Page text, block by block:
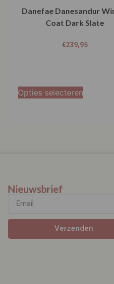
Danefae Danesandur
Coat Dark Slate
€239,95
Opties selecteren
Nieuwsbrief
Verzenden